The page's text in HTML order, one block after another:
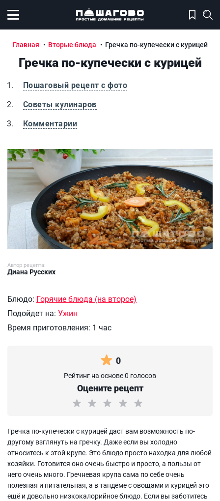
Открыть меню
Главная Вторые блюда Гречка по-купечески с курицей
Гречка по-купечески с курицей
Пошаговый рецепт с фото
Советы кулинаров
Комментарии
Гречка по-купечески с курицей
Автор рецепта:
Диана Русских
Блюдо: Горячие блюда (на второе)
Подойдет на: Ужин
Время приготовления: 1 час
0
Рейтинг на основе 0 голосов
Оцените рецепт
Гречка по-купечески с курицей даст вам возможность по-
другому взглянуть на гречку. Даже если вы холодно
относитесь к этой крупе. Это блюдо просто находка для любой
хозяйки. Готовится оно очень быстро и просто, а пользы от
него очень много. Гречневая крупа сама по себе очень
полезная и питательная, а в тандеме с овощами и курицей это
ещё и довольно низкокалорийное блюдо. Если вы заботитесь